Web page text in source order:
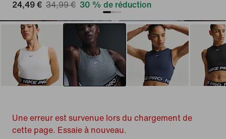
24,49 € 34,99 € 30 % de réduction
Une erreur est survenue lors du chargement de
cette page. Essaie à nouveau.